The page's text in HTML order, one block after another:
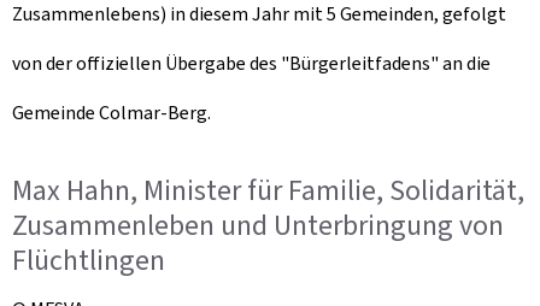
Zusammenlebens) in diesem Jahr mit 5 Gemeinden, gefolgt
von der offiziellen Übergabe des "Bürgerleitfadens" an die
Gemeinde Colmar-Berg.
Max Hahn, Minister für Familie, Solidarität,
Zusammenleben und Unterbringung von
Flüchtlingen